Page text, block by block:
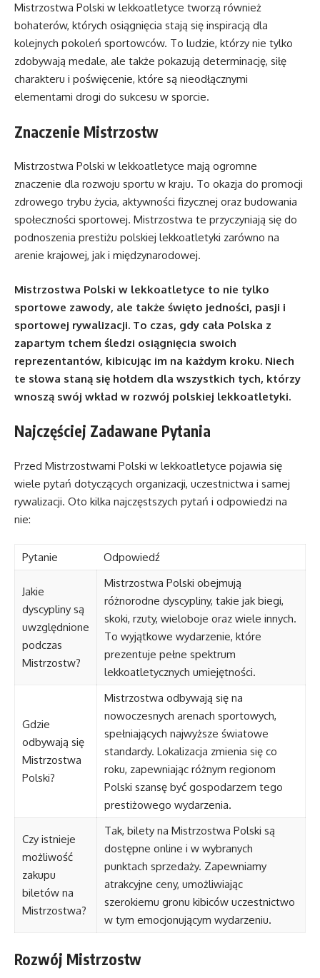
Mistrzostwa Polski w lekkoatletyce tworzą również
bohaterów, których osiągnięcia stają się inspiracją dla
kolejnych pokoleń sportowców. To ludzie, którzy nie tylko
zdobywają medale, ale także pokazują determinację, siłę
charakteru i poświęcenie, które są nieodłącznymi
elementami drogi do sukcesu w sporcie.
Znaczenie Mistrzostw
Mistrzostwa Polski w lekkoatletyce mają ogromne
znaczenie dla rozwoju sportu w kraju. To okazja do promocji
zdrowego trybu życia, aktywności fizycznej oraz budowania
społeczności sportowej. Mistrzostwa te przyczyniają się do
podnoszenia prestiżu polskiej lekkoatletyki zarówno na
arenie krajowej, jak i międzynarodowej.
Mistrzostwa Polski w lekkoatletyce to nie tylko
sportowe zawody, ale także święto jedności, pasji i
sportowej rywalizacji. To czas, gdy cała Polska z
zapartym tchem śledzi osiągnięcia swoich
reprezentantów, kibicując im na każdym kroku. Niech
te słowa staną się hołdem dla wszystkich tych, którzy
wnoszą swój wkład w rozwój polskiej lekkoatletyki.
Najczęściej Zadawane Pytania
Przed Mistrzostwami Polski w lekkoatletyce pojawia się
wiele pytań dotyczących organizacji, uczestnictwa i samej
rywalizacji. Oto kilka najczęstszych pytań i odpowiedzi na
nie:
Pytanie Odpowiedź
Jakie
dyscypliny są
uwzględnione
podczas
Mistrzostw?
Mistrzostwa Polski obejmują
różnorodne dyscypliny, takie jak biegi,
skoki, rzuty, wieloboje oraz wiele innych.
To wyjątkowe wydarzenie, które
prezentuje pełne spektrum
lekkoatletycznych umiejętności.
Gdzie
odbywają się
Mistrzostwa
Polski?
Mistrzostwa odbywają się na
nowoczesnych arenach sportowych,
spełniających najwyższe światowe
standardy. Lokalizacja zmienia się co
roku, zapewniając różnym regionom
Polski szansę być gospodarzem tego
prestiżowego wydarzenia.
Czy istnieje
możliwość
zakupu
biletów na
Mistrzostwa?
Tak, bilety na Mistrzostwa Polski są
dostępne online i w wybranych
punktach sprzedaży. Zapewniamy
atrakcyjne ceny, umożliwiając
szerokiemu gronu kibiców uczestnictwo
w tym emocjonującym wydarzeniu.
Rozwój Mistrzostw